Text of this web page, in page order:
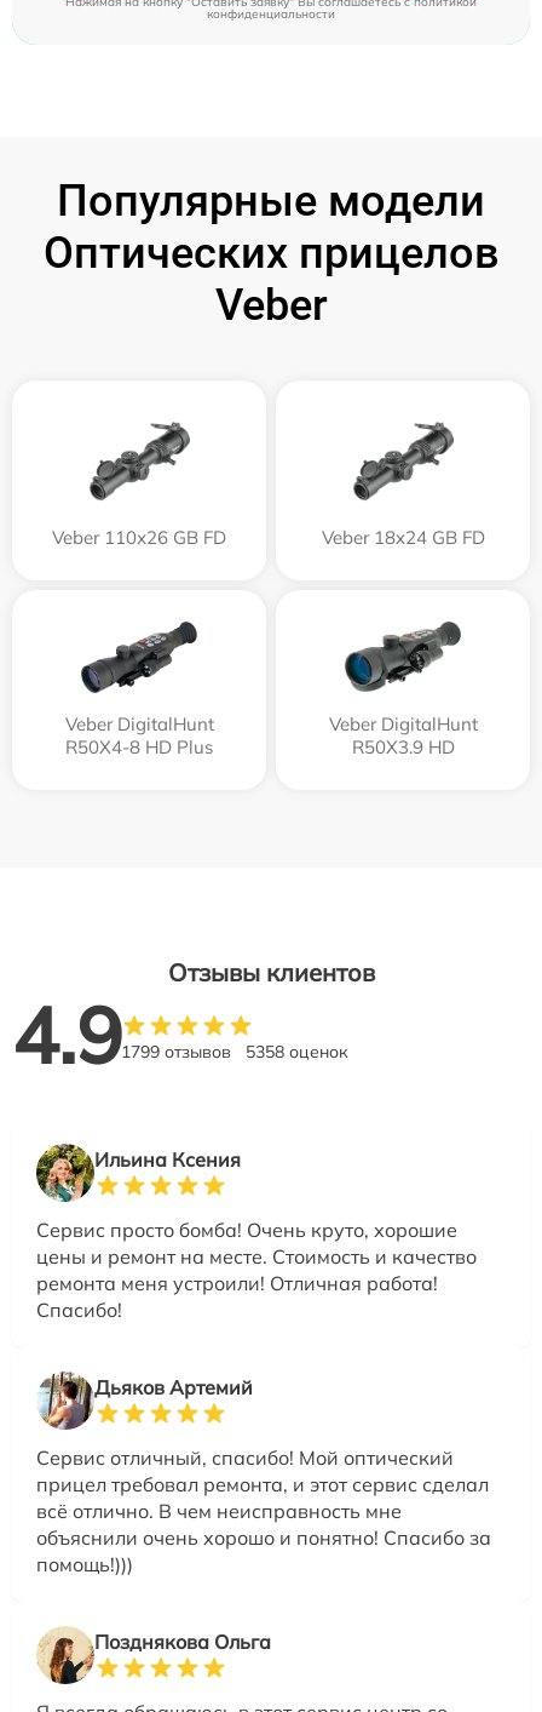
конфиденциальности
Популярные модели
Оптических прицелов
Veber
Veber 110х26 GB FD Veber 18x24 GB FD
Veber DigitalHunt
R50X4-8 HD Plus
Veber DigitalHunt
R50X3.9 HD
Отзывы клиентов
4.91799 отзывов 5358 оценок
Ильина Ксения
Сервис просто бомба! Очень круто, хорошие
цены и ремонт на месте. Стоимость и качество
ремонта меня устроили! Отличная работа!
Спасибо!
Дьяков Артемий
Сервис отличный, спасибо! Мой оптический
прицел требовал ремонта, и этот сервис сделал
всё отлично. В чем неисправность мне
объяснили очень хорошо и понятно! Спасибо за
помощь!)))
Позднякова Ольга